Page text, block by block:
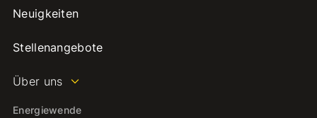
Neuigkeiten
Stellenangebote
Über uns
Energiewende